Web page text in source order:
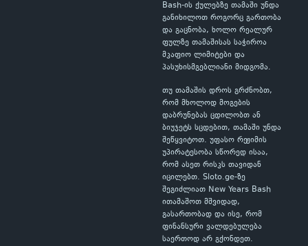
Bash-ის ქულებზე თამაში უნდა
განიხილოთ როგორც გართობა
და გაცნობა, ხოლო რეალურ
ფულზე თამაშისას საჭიროა
მკაფიო ლიმიტები და
პასუხისმგებლიანი მიდგომა.
თუ თამაშის დროს გრძნობთ,
რომ მხოლოდ მოგების
დაბრუნებას ცდილობთ ან
ბიუჯეტს სცდებით, თამაში უნდა
შეწყვიტოთ. უფასო რეჟიმის
უპირატესობა სწორედ ისაა,
რომ ასეთ რისკს თავიდან
იცილებთ. Sloto.ge-ზე
შეგიძლიათ New Years Bash
ითამაშოთ მშვიდად,
გასართობად და ისე, რომ
ფინანსური ვალდებულება
საერთოდ არ გქონდეთ.